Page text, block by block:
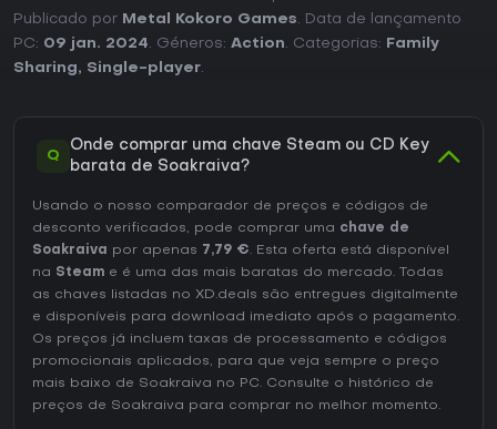
Publicado por Metal Kokoro Games. Data de lançamento
PC: 09 jan. 2024. Géneros: Action. Categorias:
Family
Sharing, Single-player.
Q
Onde comprar uma chave Steam ou CD Key
barata de Soakraiva?
Usando o nosso comparador de preços e códigos de
desconto verificados, pode comprar uma chave de
Soakraiva
por apenas 7,79 €. Esta oferta está disponível
na Steam e é uma das mais baratas do mercado. Todas
as chaves listadas no XD.deals são entregues digitalmente
e disponíveis para download imediato após o pagamento.
Os preços já incluem taxas de processamento e códigos
promocionais aplicados, para que veja sempre o preço
mais baixo de Soakraiva no PC. Consulte o histórico de
preços de Soakraiva para comprar no melhor momento.